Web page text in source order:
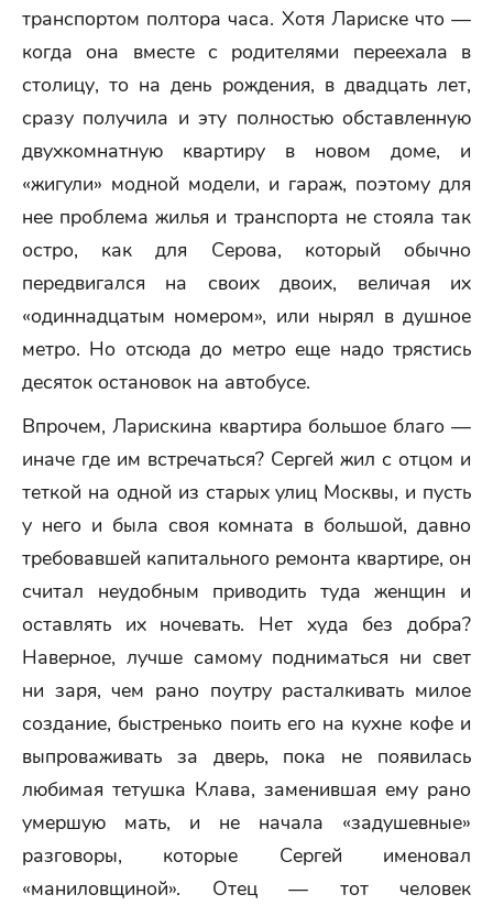
транспортом полтора часа. Хотя Лариске что —
когда она вместе с родителями переехала в
столицу, то на день рождения, в двадцать лет,
сразу получила и эту полностью обставленную
двухкомнатную квартиру в новом доме, и
«жигули» модной модели, и гараж, поэтому для
нее проблема жилья и транспорта не стояла так
остро, как для Серова, который обычно
передвигался на своих двоих, величая их
«одиннадцатым номером», или нырял в душное
метро. Но отсюда до метро еще надо трястись
десяток остановок на автобусе.
Впрочем, Ларискина квартира большое благо —
иначе где им встречаться? Сергей жил с отцом и
теткой на одной из старых улиц Москвы, и пусть
у него и была своя комната в большой, давно
требовавшей капитального ремонта квартире, он
считал неудобным приводить туда женщин и
оставлять их ночевать. Нет худа без добра?
Наверное, лучше самому подниматься ни свет
ни заря, чем рано поутру расталкивать милое
создание, быстренько поить его на кухне кофе и
выпроваживать за дверь, пока не появилась
любимая тетушка Клава, заменившая ему рано
умершую мать, и не начала «задушевные»
разговоры, которые Сергей именовал
«маниловщиной». Отец — тот человек